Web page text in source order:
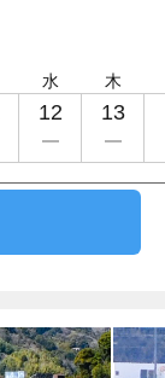
水
12
木
13